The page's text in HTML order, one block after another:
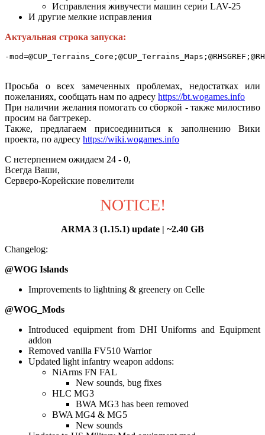
Исправления живучести машин серии LAV-25
И другие мелкие исправления
Актуальная строка запуска:
-
Просьба о всех замеченных проблемах, недостатках или
пожеланиях, сообщать нам по адресу https://bt.wogames.info
При наличии желания помогать со сборкой - также милостиво
просим на багтрекер.
Также, предлагаем присоединиться к заполнению Вики
проекта, по адресу https://wiki.wogames.info
С нетерпением ожидаем 24 - 0,
Всегда Ваши,
Серверо-Корейские повелители
NOTICE!
ARMA 3 (1.15.1) update | ~2.40 GB
Changelog:
@WOG Islands
Improvements to lightning & greenery on Celle
@WOG_Mods
Introduced equipment from DHI Uniforms and Equipment
addon
Removed vanilla FV510 Warrior
Updated light infantry weapon addons:
NiArms FN FAL
New sounds, bug fixes
HLC MG3
BWA MG3 has been removed
BWA MG4 & MG5
New sounds